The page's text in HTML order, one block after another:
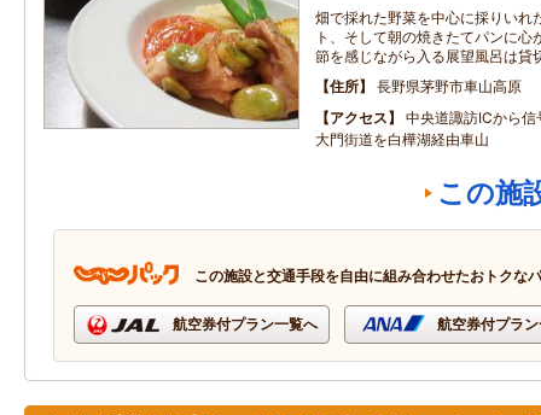
畑で採れた野菜を中心に採りいれ
ト、そして朝の焼きたてパンに
節を感じながら入る展望風呂は貸
住所
長野県茅野市車山高原
アクセス
中央道諏訪ICから
大門街道を白樺湖経由車山
この施
この施設と交通手段を自由に組み合わせたおトクな
航空券付プラン一覧へ 航空券付プラ